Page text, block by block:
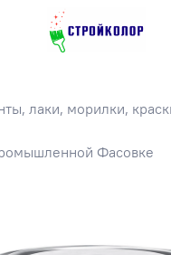
2. Эмали,
Фасовке